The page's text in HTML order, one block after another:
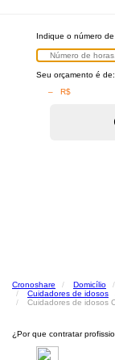
Indique o número
Seu orçamento é de:
– R$
Cronoshare Domicílio
Cuidadores de idosos
Cuidadores de idosos
¿Por que contratar